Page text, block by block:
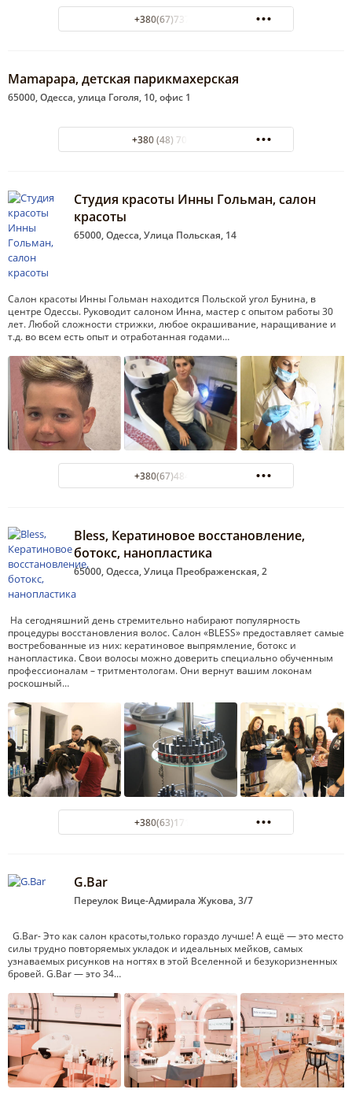
+380(67)737-48-91
Mamapapa, детская парикмахерская
65000, Одесса, улица Гоголя, 10, офис 1
+380 (48) 701-28-89
Студия красоты Инны Гольман, салон
красоты
65000, Одесса, Улица Польская, 14
Салон красоты Инны Гольман находится Польской угол Бунина, в
центре Одессы. Руководит салоном Инна, мастер с опытом работы 30
лет. Любой сложности стрижки, любое окрашивание, наращивание и
т.д. во всем есть опыт и отработанная годами…
+380(67)484-47-00
Bless, Кератиновое восстановление,
ботокс, нанопластика
65000, Одесса, Улица Преображенская, 2
На сегодняшний день стремительно набирают популярность
процедуры восстановления волос. Салон «BLESS» предоставляет самые
востребованные из них: кератиновое выпрямление, ботокс и
нанопластика. Свои волосы можно доверить специально обученным
профессионалам – тритментологам. Они вернут вашим локонам
роскошный…
+380(63)171-13-13
G.Bar
Переулок Вице-Адмирала Жукова, 3/7
G.Bar- Это как салон красоты,только гораздо лучше! А ещё — это место
силы трудно повторяемых укладок и идеальных мейков, самых
узнаваемых рисунков на ногтях в этой Вселенной и безукоризненных
бровей. G.Bar — это 34…